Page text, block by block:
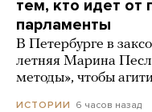
тем, кто идет от
парламенты
В Петербурге в
летняя Марина
методы», чтобы
ИСТОРИИ 6 часов назад